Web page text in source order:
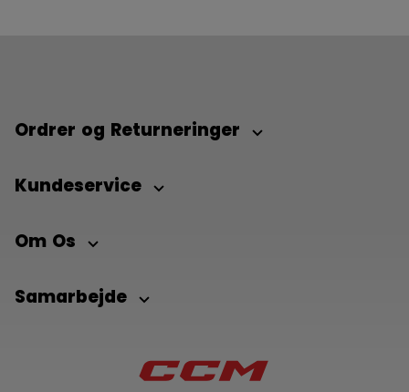
Ordrer og Returneringer
Kundeservice
Om Os
Samarbejde